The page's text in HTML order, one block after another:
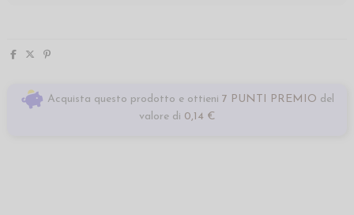
Acquista questo prodotto e ottieni 7 PUNTI PREMIO del
valore di 0,14 €